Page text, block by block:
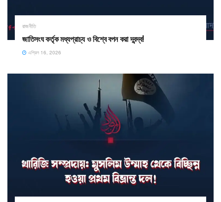
রাজনীতি
জাতিসংঘ কর্তৃক মধ্যপ্রাচ্য ও বিশ্বে বপন করা দ্বন্দ্ব!
এপ্রিল 16, 2026